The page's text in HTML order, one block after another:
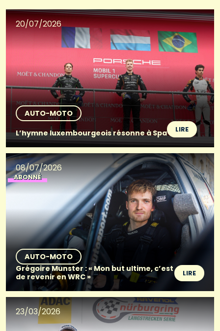
20/07/2026
AUTO-MOTO
L’hymne luxembourgeois résonne à Spa
LIRE
08/07/2026
ABONNÉ
AUTO-MOTO
Grégoire Munster : « Mon but ultime, c’est
de revenir en WRC »
LIRE
23/03/2026